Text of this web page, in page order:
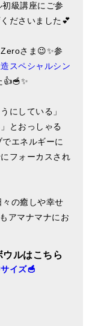
級講座にご参
ださいました💕
さま😉✨参
スペシャルシン
👍🥣✨
にしている」
とおっしゃる
エネルギーに
フォーカスされ
の癒しや幸せ
アマナマナにお
ルはこちら
イズ🥣